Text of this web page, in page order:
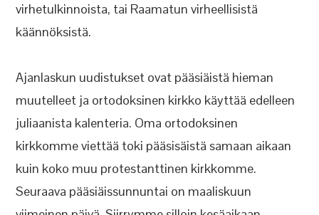
virhetulkinnoista, tai Raamatun virheellisistä
käännöksistä.
Ajanlaskun uudistukset ovat pääsiäistä hieman
muutelleet ja ortodoksinen kirkko käyttää edelleen
juliaanista kalenteria. Oma ortodoksinen
kirkkomme viettää toki pääsisäistä samaan aikaan
kuin koko muu protestanttinen kirkkomme.
Seuraava pääsiäissunnuntai on maaliskuun